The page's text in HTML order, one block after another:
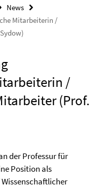
News
Mitarbeiterin /
/
(Prof.
der Professur für
Position als